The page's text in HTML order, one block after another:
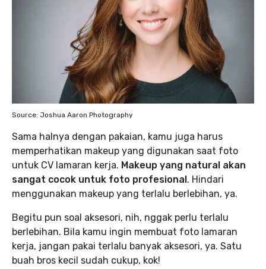
Source: Joshua Aaron Photography
Sama halnya dengan pakaian, kamu juga harus
memperhatikan makeup yang digunakan saat foto
untuk CV lamaran kerja. Makeup yang natural akan
sangat cocok untuk foto profesional. Hindari
menggunakan makeup yang terlalu berlebihan, ya.
Begitu pun soal aksesori, nih, nggak perlu terlalu
berlebihan. Bila kamu ingin membuat foto lamaran
kerja, jangan pakai terlalu banyak aksesori, ya. Satu
buah bros kecil sudah cukup, kok!